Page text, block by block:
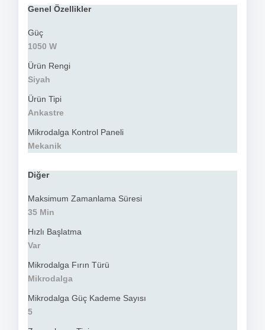
Genel Özellikler
Güç
1050 W
Ürün Rengi
Siyah
Ürün Tipi
Ankastre
Mikrodalga Kontrol Paneli
Mekanik
Diğer
Maksimum Zamanlama Süresi
35 Min
Hızlı Başlatma
Var
Mikrodalga Fırın Türü
Mikrodalga
Mikrodalga Güç Kademe Sayısı
5